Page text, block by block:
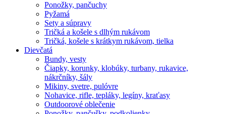
Ponožky, pančuchy
Pyžamá
Sety a súpravy
Tričká a košele s dlhým rukávom
Tričká, košele s krátkym rukávom, tielka
Dievčatá
Bundy, vesty
Čiapky, korunky, klobúky, turbany, rukavice,
nákrčníky, šály
Mikiny, svetre, pulóvre
Nohavice, rifle, tepláky, legíny, kraťasy
Outdoorové oblečenie